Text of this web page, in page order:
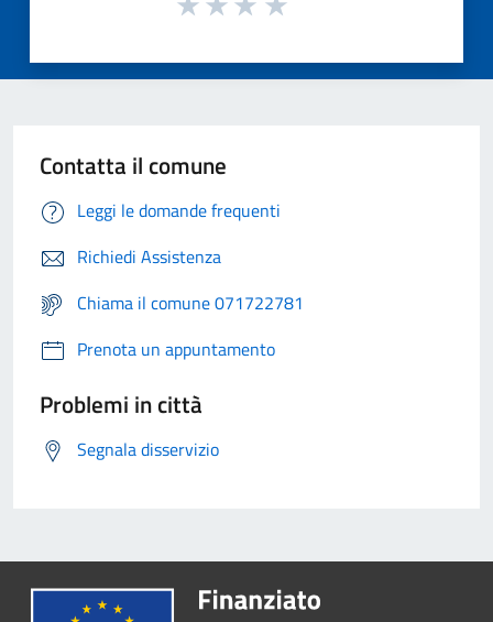
Contatta il comune
Leggi le domande frequenti
Richiedi Assistenza
Chiama il comune 071722781
Prenota un appuntamento
Problemi in città
Segnala disservizio